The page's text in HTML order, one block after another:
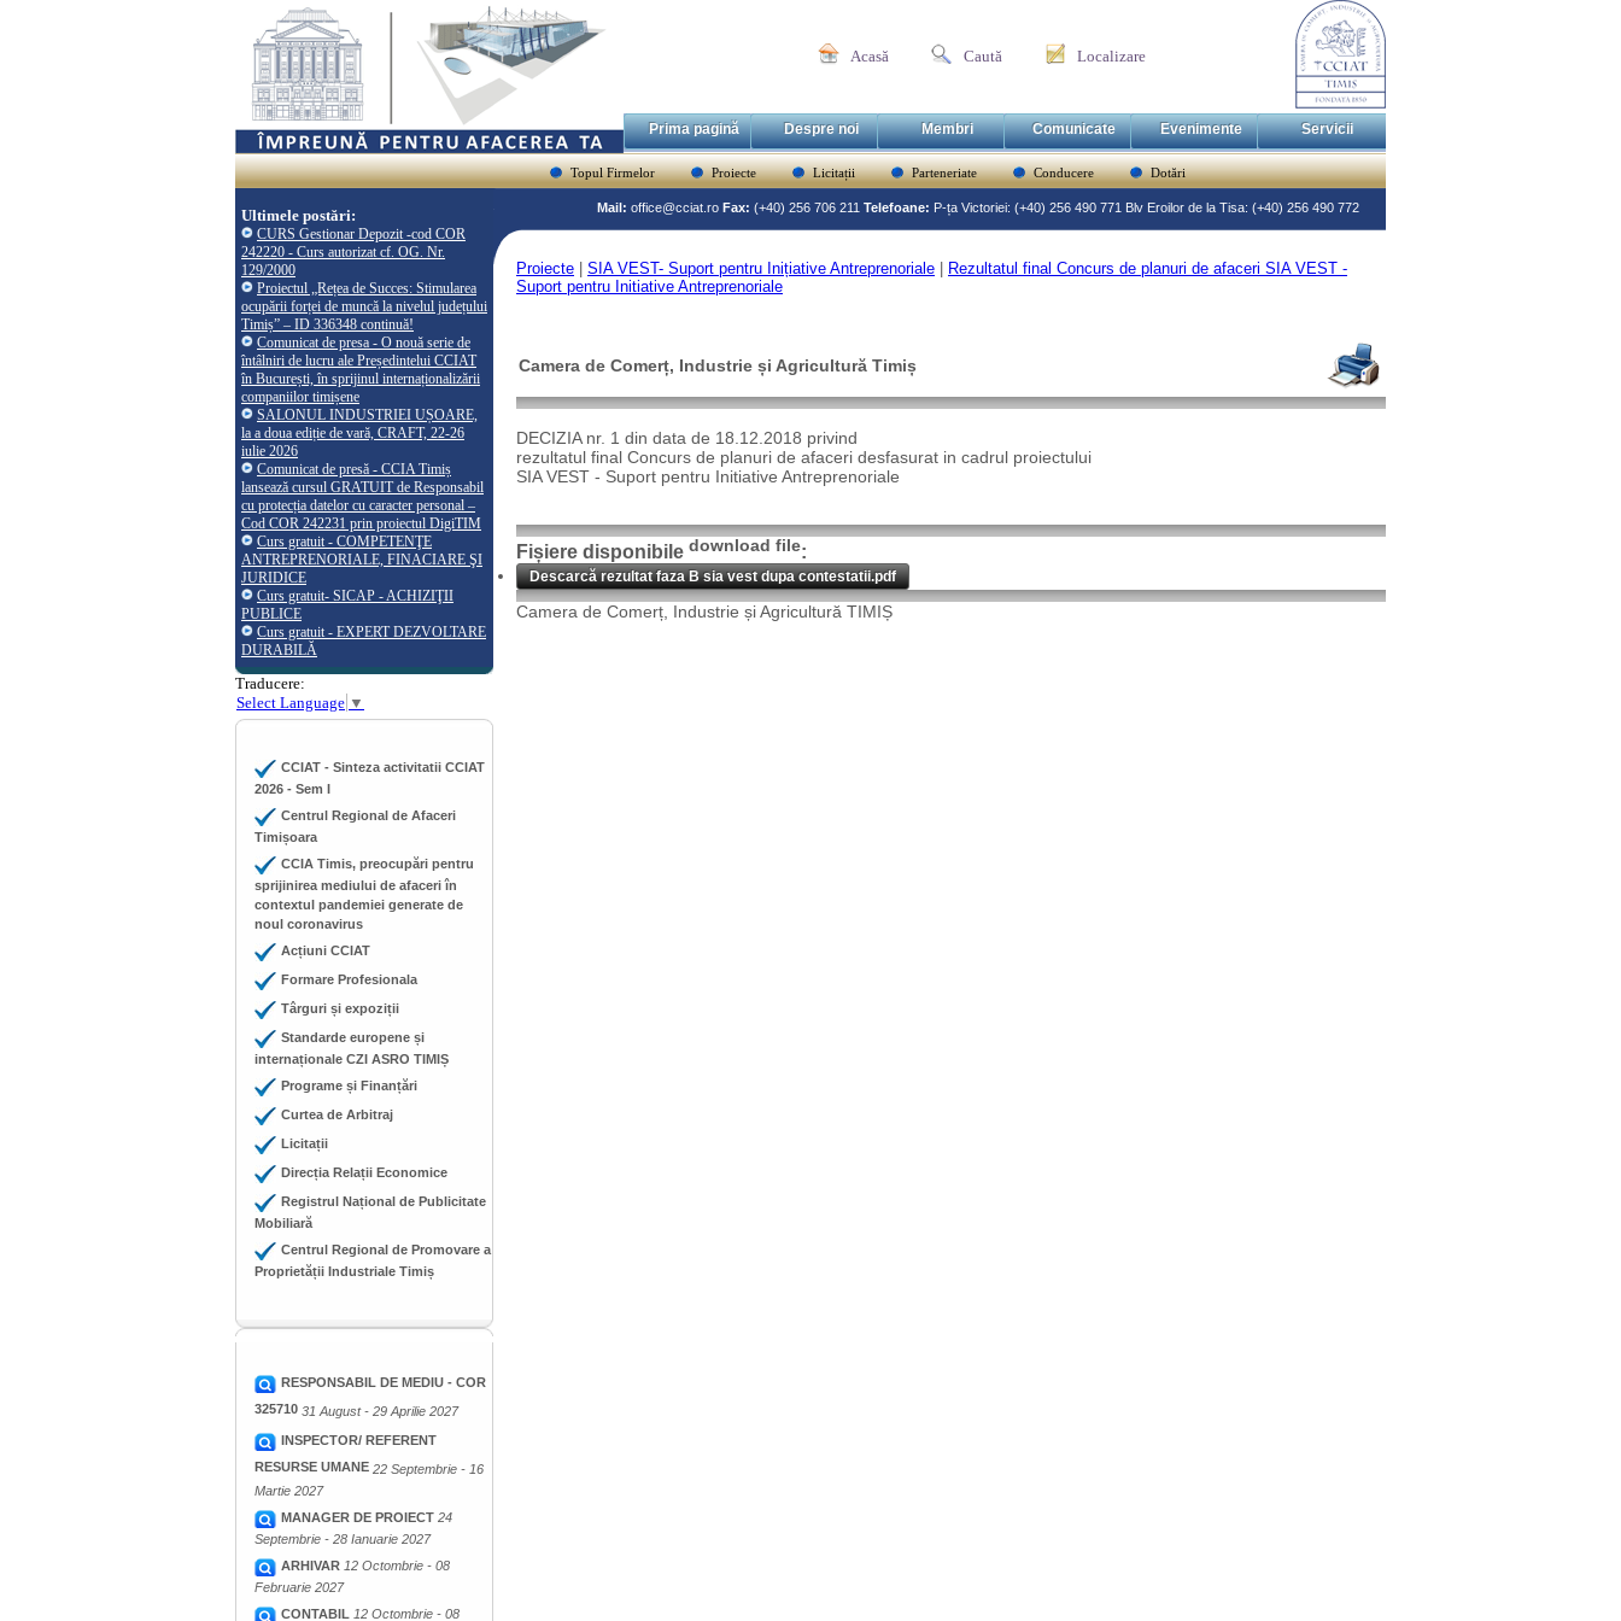
Acasă Caută Localizare
Prima pagină Despre noi Membri Comunicate Evenimente Servicii
Topul Firmelor Proiecte Licitații Parteneriate Conducere Dotări
Ultimele postări:
CURS Gestionar Depozit -cod COR
242220 - Curs autorizat cf. OG. Nr.
129/2000
Proiectul „Rețea de Succes: Stimularea
ocupării forței de muncă la nivelul județului
Timiș” – ID 336348 continuă!
Comunicat de presa - O nouă serie de
întâlniri de lucru ale Președintelui CCIAT
în București, în sprijinul internaționalizării
companiilor timișene
SALONUL INDUSTRIEI UȘOARE,
la a doua ediție de vară, CRAFT, 22-26
iulie 2026
Comunicat de presă - CCIA Timiș
lansează cursul GRATUIT de Responsabil
cu protecția datelor cu caracter personal –
Cod COR 242231 prin proiectul DigiTIM
Curs gratuit - COMPETENŢE
ANTREPRENORIALE, FINACIARE ŞI
JURIDICE
Curs gratuit- SICAP - ACHIZIŢII
PUBLICE
Curs gratuit - EXPERT DEZVOLTARE
DURABILĂ
Traducere:
Select Language ▼
CCIAT - Sinteza activitatii CCIAT
2026 - Sem I
Centrul Regional de Afaceri
Timișoara
CCIA Timis, preocupări pentru
sprijinirea mediului de afaceri în
contextul pandemiei generate de
noul coronavirus
Acțiuni CCIAT
Formare Profesionala
Târguri și expoziții
Standarde europene și
internaționale CZI ASRO TIMIȘ
Programe și Finanțări
Curtea de Arbitraj
Licitații
Direcția Relații Economice
Registrul Național de Publicitate
Mobiliară
Centrul Regional de Promovare a
Proprietății Industriale Timiș
RESPONSABIL DE MEDIU - COR
325710 31 August - 29 Aprilie 2027
INSPECTOR/ REFERENT
RESURSE UMANE 22 Septembrie - 16
Martie 2027
MANAGER DE PROIECT 24
Septembrie - 28 Ianuarie 2027
ARHIVAR 12 Octombrie - 08
Februarie 2027
CONTABIL 12 Octombrie - 08
Mail: office@cciat.ro Fax: (+40) 256 706 211 Telefoane: P-ța Victoriei: (+40) 256 490 771 Blv Eroilor de la Tisa: (+40) 256 490 772
Proiecte SIA VEST- Suport pentru Inițiative Antreprenoriale
Rezultatul final Concurs de planuri de afaceri SIA VEST -
Suport pentru Initiative Antreprenoriale
Camera de Comerț, Industrie și Agricultură Timiș
DECIZIA nr. 1 din data de 18.12.2018 privind
rezultatul final Concurs de planuri de afaceri desfasurat in cadrul proiectului
SIA VEST - Suport pentru Initiative Antreprenoriale
Fișiere disponibile download file:
Descarcă rezultat faza B sia vest dupa contestatii.pdf
Camera de Comerț, Industrie și Agricultură TIMIȘ